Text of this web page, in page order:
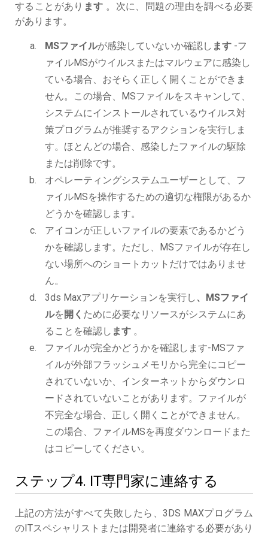
することがあり ます 。次に、問題の理由を調べる必要
があります。
MSファイルが感染していないか確認し ます -フ
ァイルMSがウイルスまたはマルウェアに感染し
ている場合、おそらく正しく開くことができま
せん。この場合、MSファイルをスキャンして、
システムにインストールされているウイルス対
策プログラムが推奨するアクションを実行しま
す。ほとんどの場合、感染したファイルの駆除
または削除です。
オペレーティングシステムユーザーとして、フ
ァイルMSを操作するための適切な権限があるか
どうかを確認します。
アイコンが正しいファイルの要素であるかどう
かを確認します。ただし、MSファイルが存在し
ない場所へのショートカットだけではありませ
ん。
3ds Maxアプリケーションを実行し、MSファイ
ルを 開く ために必要なリソースがシステムにあ
ることを確認し ます 。
ファイルが完全かどうかを確認します-MSファ
イルが外部フラッシュメモリから完全にコピー
されていないか、インターネットからダウンロ
ードされていないことがあります。ファイルが
不完全な場合、正しく開くことができません。
この場合、ファイルMSを再度ダウンロードまた
はコピーしてください。
ステップ4. IT専門家に連絡する
上記の方法がすべて失敗したら、3DS MAXプログラム
のITスペシャリストまたは開発者に連絡する必要があり